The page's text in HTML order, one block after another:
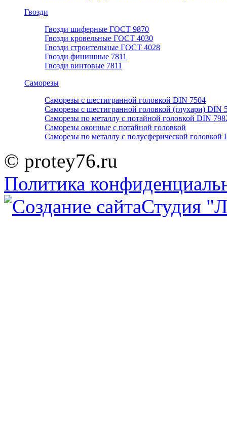
Гвозди
Гвозди шиферные ГОСТ 9870
Гвозди кровельные ГОСТ 4030
Гвозди строительные ГОСТ 4028
Гвозди финишные 7811
Гвозди винтовые 7811
Саморезы
Саморезы с шестигранной головкой DIN 7504
Саморезы с шестигранной головкой (глухари) DIN
Саморезы по металлу с потайной головкой DIN
Саморезы оконные с потайной головкой
Саморезы по металлу с полусферической головкой
© protey76.ru
Политика
Студия